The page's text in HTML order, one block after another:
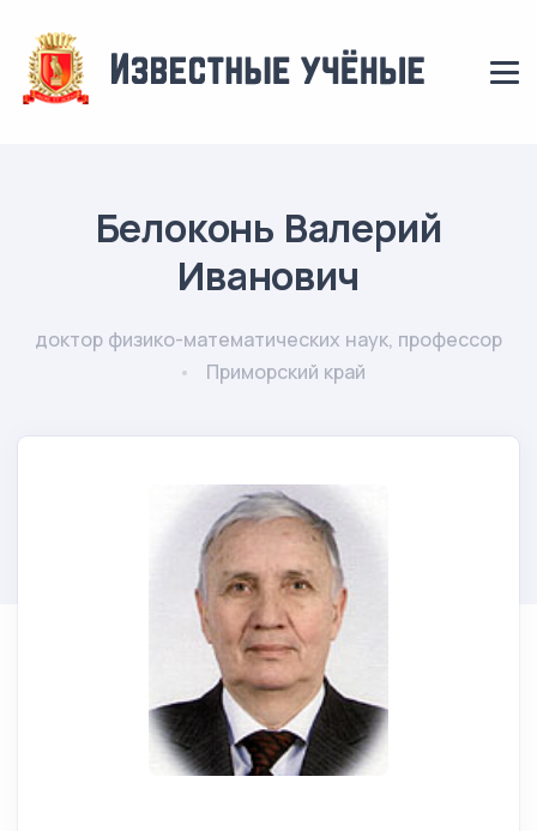
Белоконь Валерий
Иванович
доктор физико-математических наук, профессор
Приморский край